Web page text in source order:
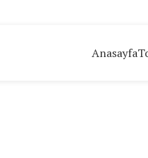
Anasayfa